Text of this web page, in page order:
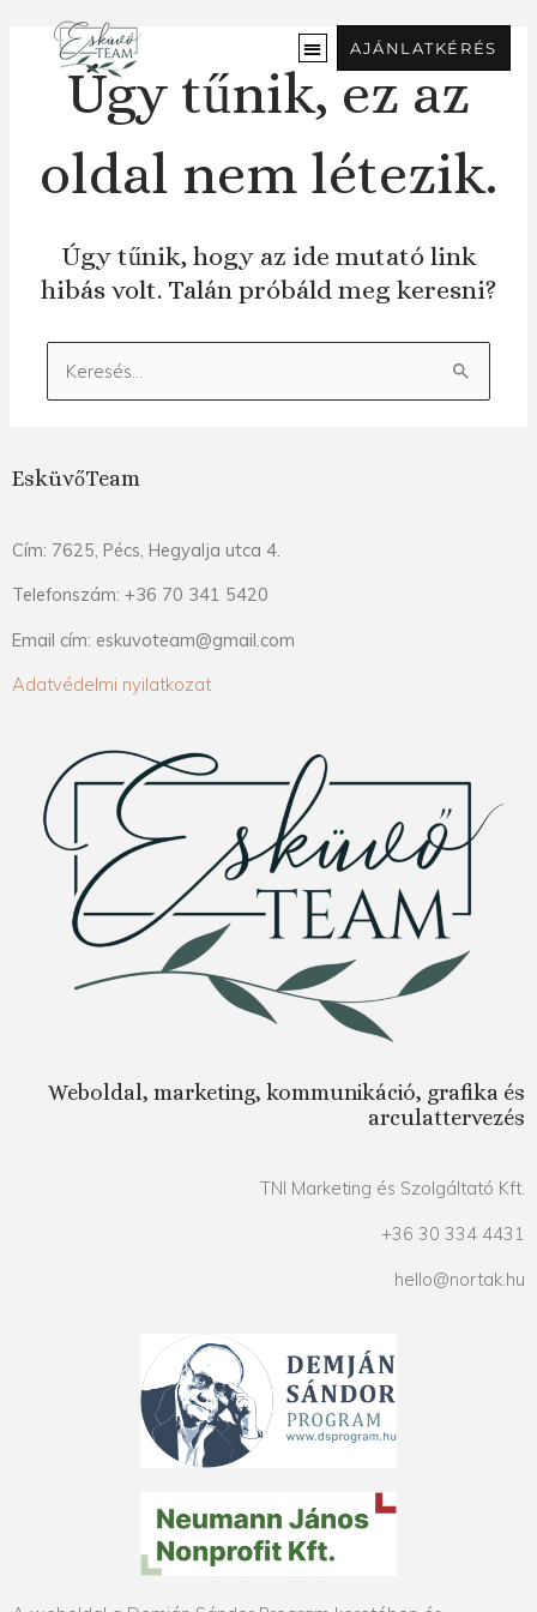
tartalomra
AJÁNLATKÉRÉS
Úgy tűnik, ez az
oldal nem létezik.
Úgy tűnik, hogy az ide mutató link
hibás volt. Talán próbáld meg keresni?
Keresés:
EsküvőTeam
Cím: 7625, Pécs, Hegyalja utca 4.
Telefonszám: +36 70 341 5420
Email cím: eskuvoteam@gmail.com
Adatvédelmi nyilatkozat
Weboldal, marketing, kommunikáció, grafika és
arculattervezés
TNI Marketing és Szolgáltató Kft.
+36 30 334 4431
hello@nortak.hu